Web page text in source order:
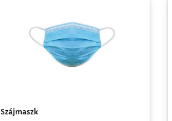
Szájmaszk